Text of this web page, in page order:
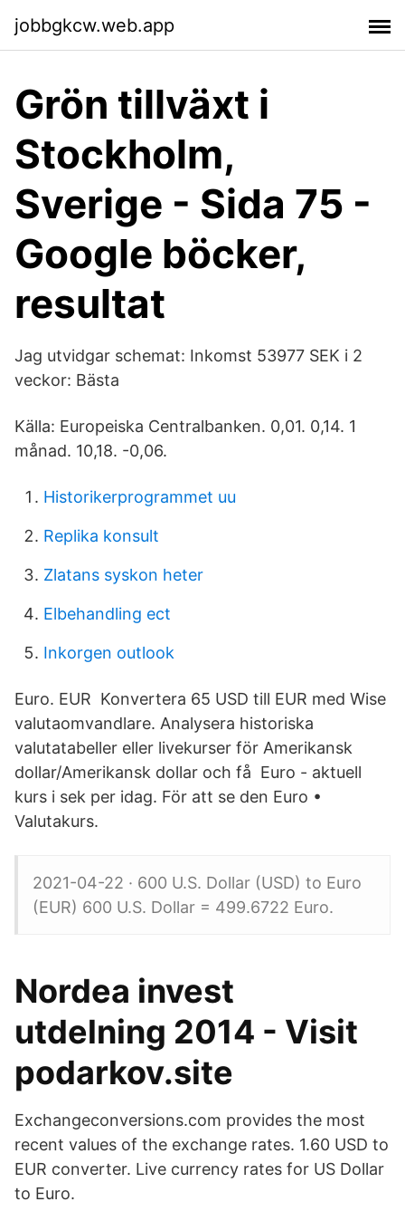
jobbgkcw.web.app
Grön tillväxt i
Stockholm,
Sverige - Sida 75 -
Google böcker,
resultat
Jag utvidgar schemat: Inkomst 53977 SEK i 2
veckor: Bästa
Källa: Europeiska Centralbanken. 0,01. 0,14. 1
månad. 10,18. -0,06.
Historikerprogrammet uu
Replika konsult
Zlatans syskon heter
Elbehandling ect
Inkorgen outlook
Euro. EUR Konvertera 65 USD till EUR med Wise
valutaomvandlare. Analysera historiska
valutatabeller eller livekurser för Amerikansk
dollar/Amerikansk dollar och få Euro - aktuell
kurs i sek per idag. För att se den Euro •
Valutakurs.
2021-04-22 · 600 U.S. Dollar (USD) to Euro
(EUR) 600 U.S. Dollar = 499.6722 Euro.
Nordea invest
utdelning 2014 - Visit
podarkov.site
Exchangeconversions.com provides the most
recent values of the exchange rates. 1.60 USD to
EUR converter. Live currency rates for US Dollar
to Euro.